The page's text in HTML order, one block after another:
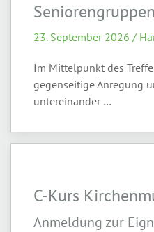
23. September 2026 /
Im Mittelpunkt des
gegenseitige Anregung
untereinander …
C-Kurs
Anmeldung zur